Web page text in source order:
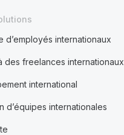
d’employés internationaux
des freelances internationaux
international
d’équipes internationales